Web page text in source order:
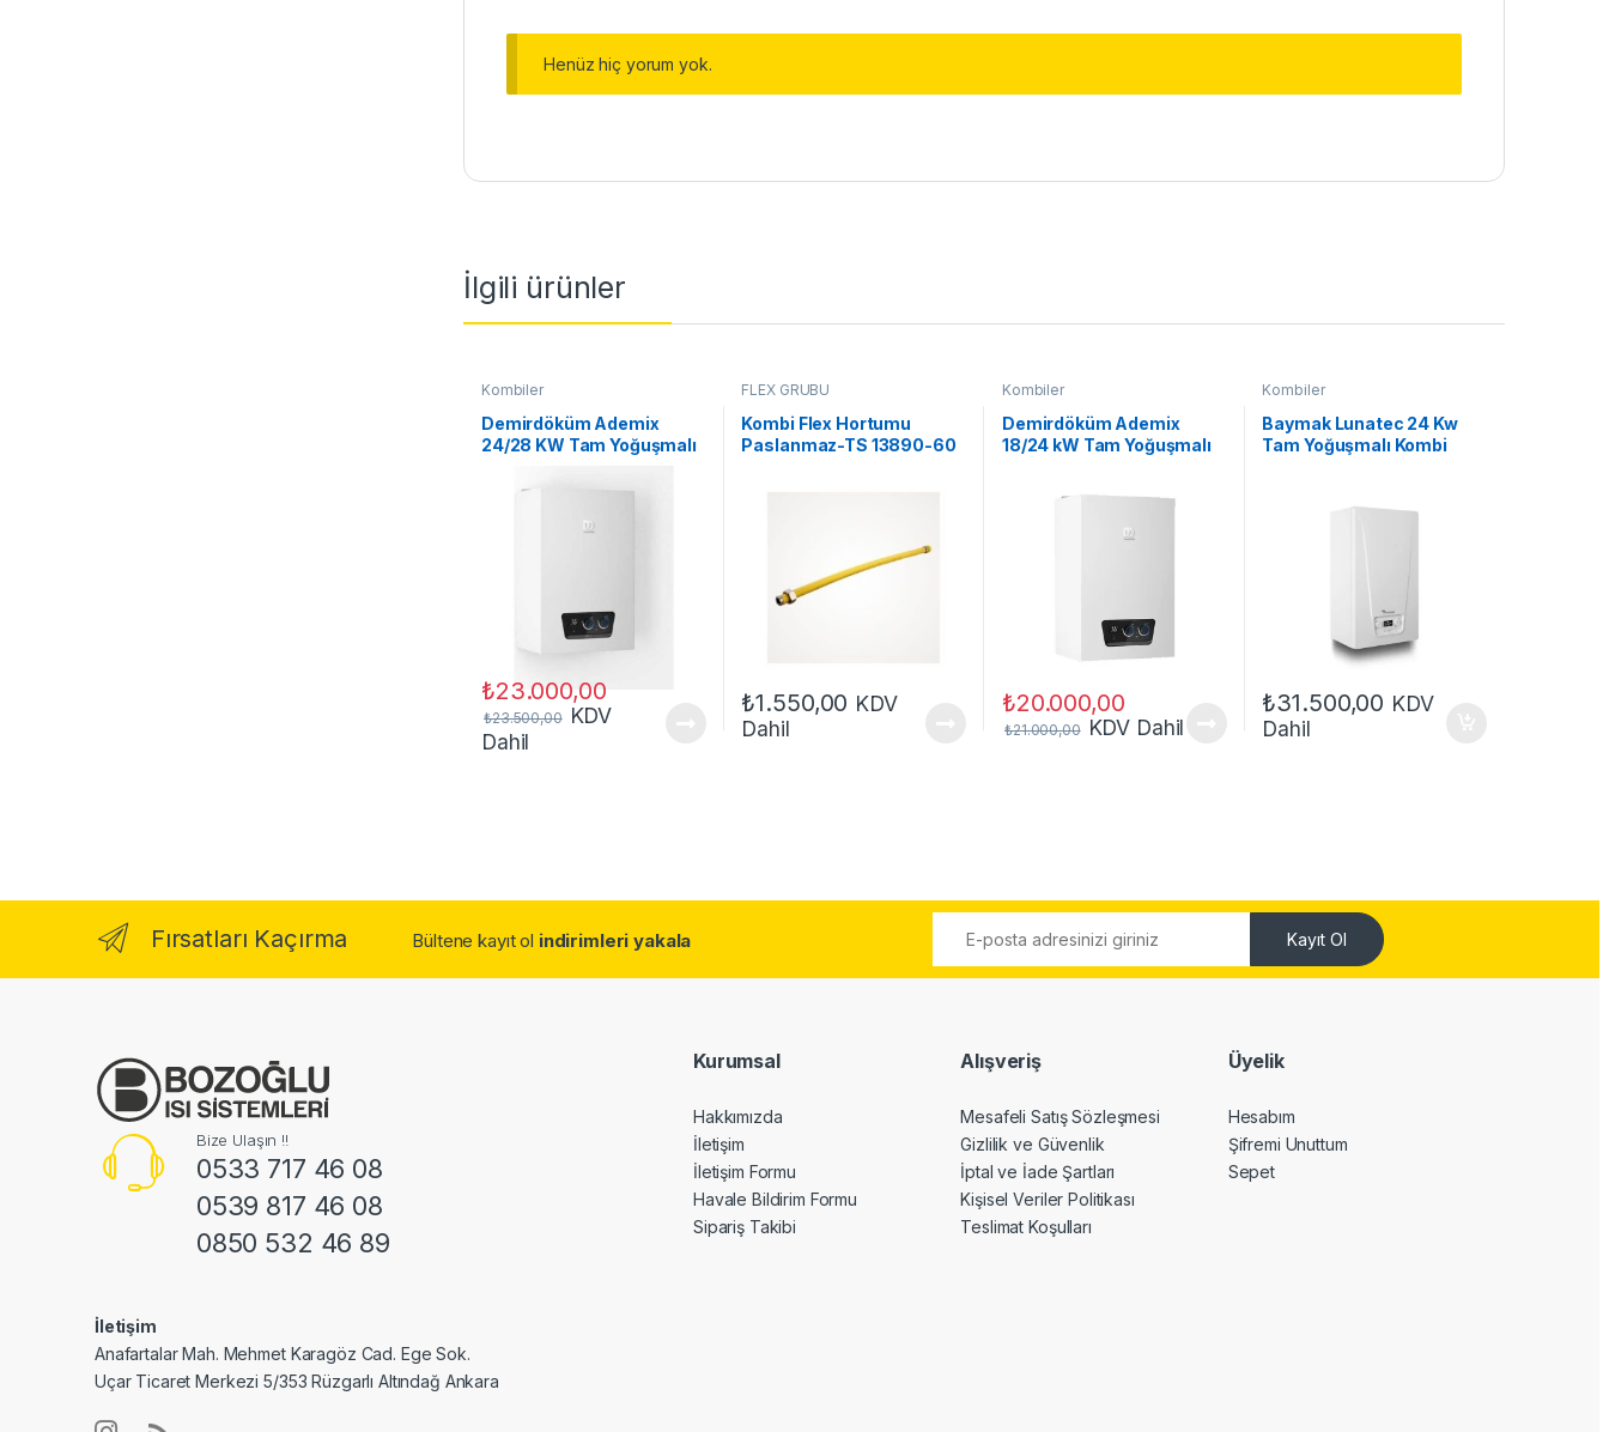
Henüz hiç yorum yok.
İlgili ürünler
Kombiler
Demirdöküm Ademix
24/28 KW Tam Yoğuşmalı
₺23.000,00
₺23.500,00 KDV
Dahil
FLEX GRUBU
Kombi Flex Hortumu
Paslanmaz-TS 13890-60
₺1.550,00 KDV
Dahil
Kombiler
Demirdöküm Ademix
18/24 kW Tam Yoğuşmalı
₺20.000,00
₺21.000,00 KDV Dahil
Kombiler
Baymak Lunatec 24 Kw
Tam Yoğuşmalı Kombi
₺31.500,00 KDV
Dahil
Fırsatları Kaçırma Bültene kayıt ol indirimleri yakala Kayıt Ol
Bize Ulaşın !!
0533 717 46 08
0539 817 46 08
0850 532 46 89
İletişim
Anafartalar Mah. Mehmet Karagöz Cad. Ege Sok.
Uçar Ticaret Merkezi 5/353 Rüzgarlı Altındağ Ankara
Kurumsal
Hakkımızda
İletişim
İletişim Formu
Havale Bildirim Formu
Sipariş Takibi
Alışveriş
Mesafeli Satış Sözleşmesi
Gizlilik ve Güvenlik
İptal ve İade Şartları
Kişisel Veriler Politikası
Teslimat Koşulları
Üyelik
Hesabım
Şifremi Unuttum
Sepet